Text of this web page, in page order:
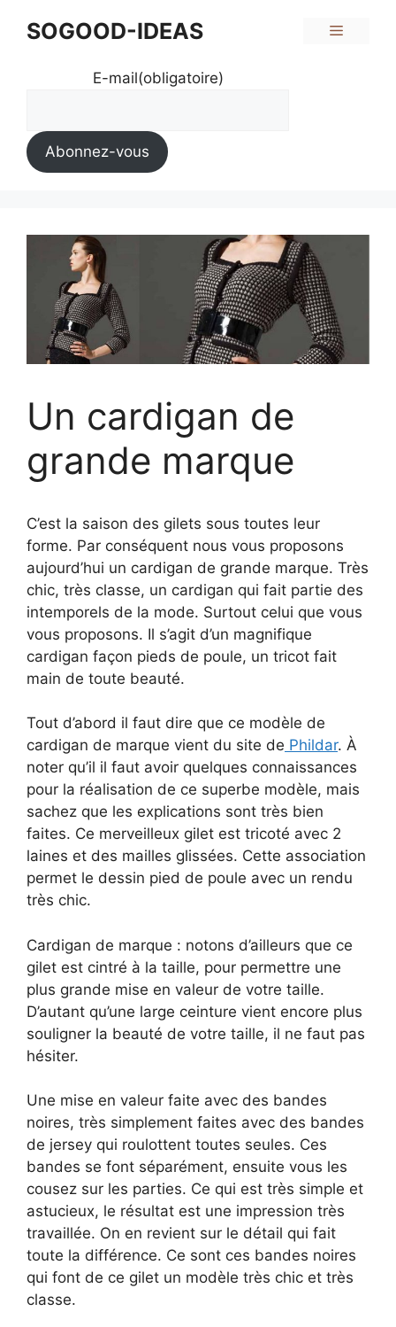
SOGOOD-IDEAS Menu
E-mail(obligatoire)
Abonnez-vous
Un cardigan de
grande marque
C’est la saison des gilets sous toutes leur
forme. Par conséquent nous vous proposons
aujourd’hui un cardigan de grande marque. Très
chic, très classe, un cardigan qui fait partie des
intemporels de la mode. Surtout celui que vous
vous proposons. Il s’agit d’un magnifique
cardigan façon pieds de poule, un tricot fait
main de toute beauté.
Tout d’abord il faut dire que ce modèle de
cardigan de marque vient du site de Phildar. À
noter qu’il il faut avoir quelques connaissances
pour la réalisation de ce superbe modèle, mais
sachez que les explications sont très bien
faites. Ce merveilleux gilet est tricoté avec 2
laines et des mailles glissées. Cette association
permet le dessin pied de poule avec un rendu
très chic.
Cardigan de marque : notons d’ailleurs que ce
gilet est cintré à la taille, pour permettre une
plus grande mise en valeur de votre taille.
D’autant qu’une large ceinture vient encore plus
souligner la beauté de votre taille, il ne faut pas
hésiter.
Une mise en valeur faite avec des bandes
noires, très simplement faites avec des bandes
de jersey qui roulottent toutes seules. Ces
bandes se font séparément, ensuite vous les
cousez sur les parties. Ce qui est très simple et
astucieux, le résultat est une impression très
travaillée. On en revient sur le détail qui fait
toute la différence. Ce sont ces bandes noires
qui font de ce gilet un modèle très chic et très
classe.